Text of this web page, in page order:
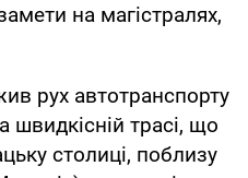
на магістралях,
рух автотранспорту
швидкісній трасі, що
столиці, поблизу